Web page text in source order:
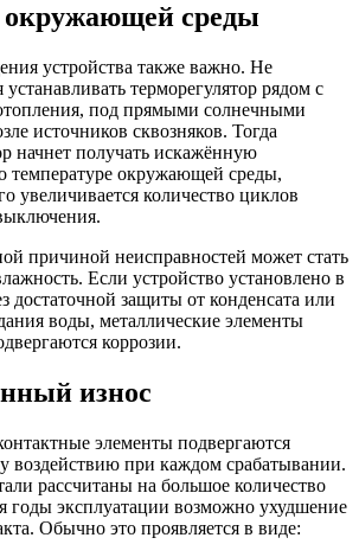
среды
устройства также важно. Не
устанавливать терморегулятор рядом с
под прямыми солнечными
источников сквозняков. Тогда
начнет получать искажённую
окружающей среды,
увеличивается количество циклов
причиной неисправностей может стать
Если устройство установлено в
достаточной защиты от конденсата или
воды, металлические элементы
коррозии.
износ
элементы подвергаются
воздействию при каждом срабатывании.
рассчитаны на большое количество
годы эксплуатации возможно ухудшение
Обычно это проявляется в виде: